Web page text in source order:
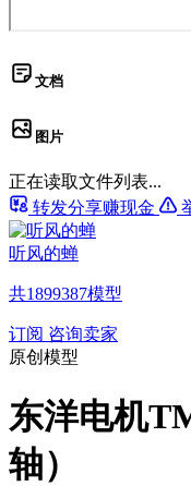
文档
图片
正在读取文件列表...
转发分享赚现金
听风的蝉
共1899387模型
订阅 咨询卖家
原创模型
东洋电机
轴）